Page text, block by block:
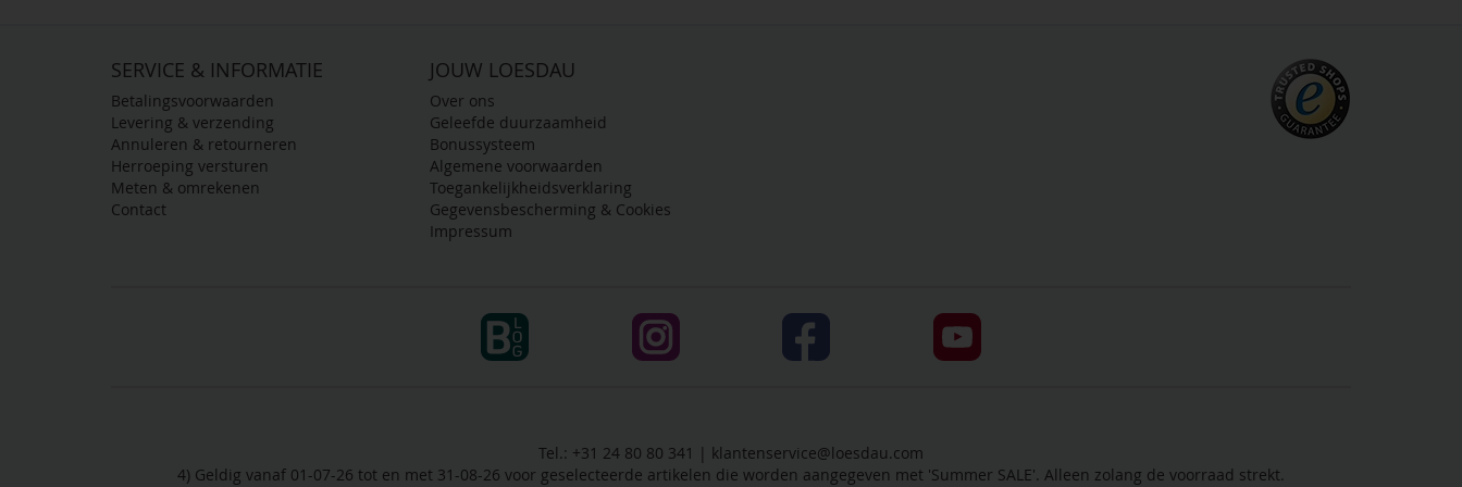
SERVICE & INFORMATIE
Betalingsvoorwaarden
Levering & verzending
Annuleren & retourneren
Herroeping versturen
Meten & omrekenen
Contact
JOUW LOESDAU
Over ons
Geleefde duurzaamheid
Bonussysteem
Algemene voorwaarden
Toegankelijkheidsverklaring
Gegevensbescherming & Cookies
Impressum
Tel.: +31 24 80 80 341 | klantenservice@loesdau.com
4) Geldig vanaf 01-07-26 tot en met 31-08-26 voor geselecteerde artikelen die worden aangegeven met 'Summer SALE'. Alleen zolang de voorraad strekt.